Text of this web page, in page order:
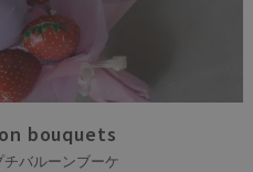
bouquets
バルーンブーケ